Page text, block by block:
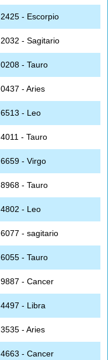
2425 - Escorpio
2032 - Sagitario
0208 - Tauro
0437 - Aries
6513 - Leo
4011 - Tauro
6659 - Virgo
8968 - Tauro
4802 - Leo
6077 - sagitario
6055 - Tauro
9887 - Cancer
4497 - Libra
3535 - Aries
4663 - Cancer